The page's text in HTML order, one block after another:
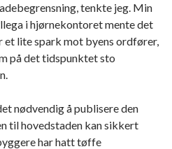
tenkte jeg. Min
i hjørnekontoret mente det
et lite spark mot byens ordfører,
på det tidspunktet sto
nødvendig å publisere den
hovedstaden kan sikkert
har hatt tøffe